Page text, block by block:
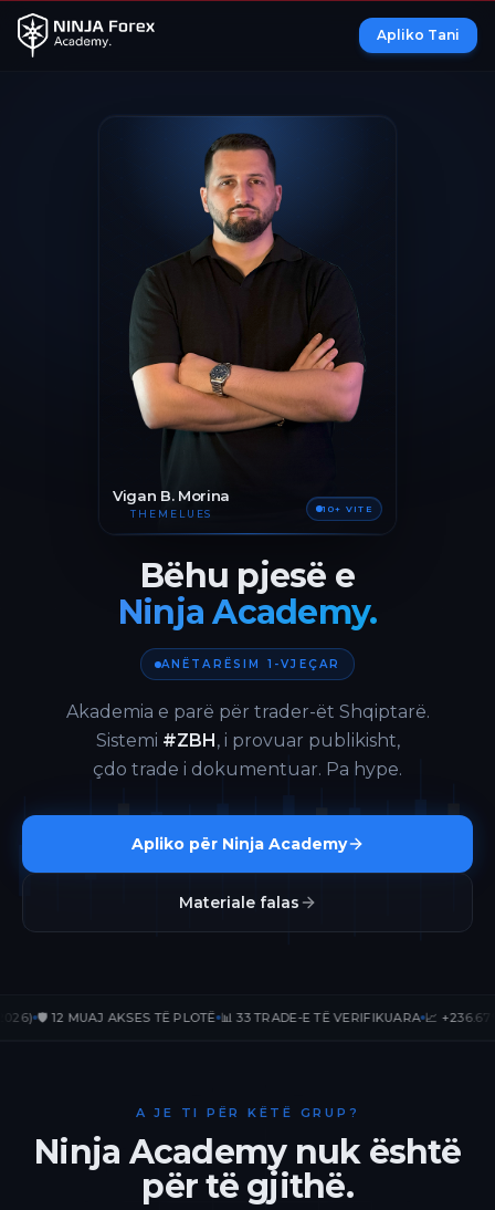
Apliko Tani
Vigan B. Morina
THEMELUES 10+ VITE
Bëhu pjesë e
Ninja Academy.
ANËTARËSIM 1-VJEÇAR
Akademia e parë për trader-ët Shqiptarë.
Sistemi #ZBH, i provuar publikisht,
çdo trade i dokumentuar. Pa hype.
Apliko për Ninja Academy
Materiale falas
12 MUAJ AKSES TË PLOTË 📊 33 TRADE-E TË VERIFIKUARA 📈 +236.67%
A JE TI PËR KËTË GRUP?
Ninja Academy nuk është
për të gjithë.